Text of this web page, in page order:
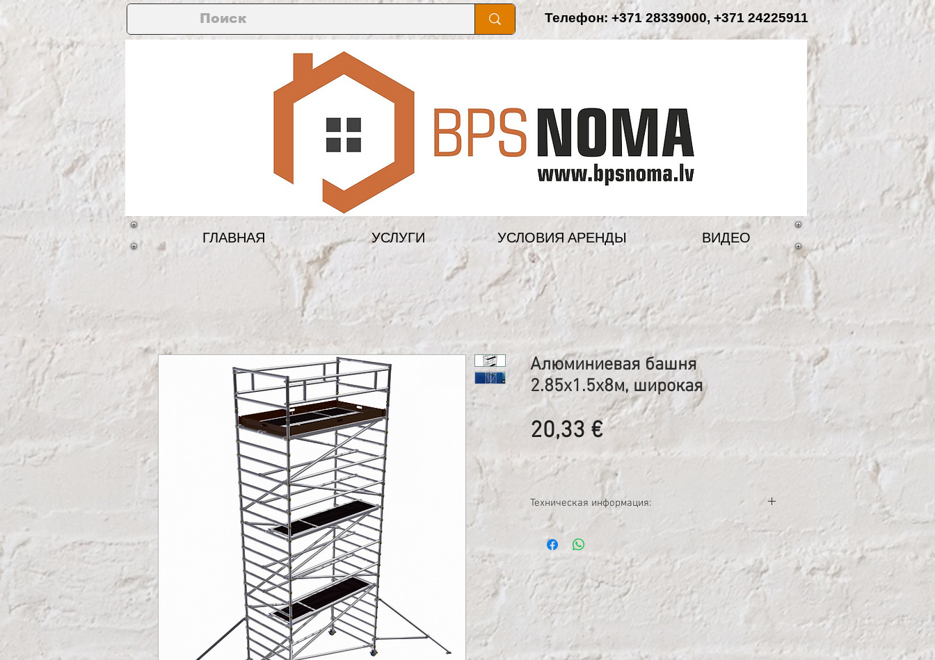
Телефон: +371 28339000, +371 24225911
ГЛАВНАЯ УСЛУГИ УСЛОВИЯ АРЕНДЫ ВИДЕО
Алюминиевая башня
2.85х1.5х8м, широкая
20,33 €Цена
Техническая информация:
Сдаем в аренду широкие алюминиевые башни Альтрад.
Габариты: Длина-2,8м, Ширина-1,50м, Высота-8,20,
Рабочая высота 9,00м.